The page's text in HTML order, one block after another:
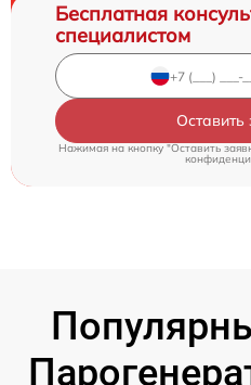
Бесплатная
специалистом
Оставить
Нажимая на кнопку "Оставить